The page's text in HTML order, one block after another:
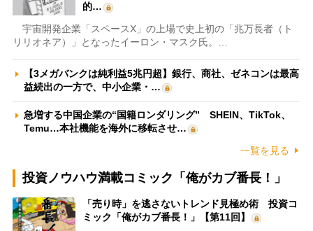
的…
宇宙開発企業「スペースX」の上場で史上初の「兆万長者（ト
リリオネア）」となったイーロン・マスク氏。…
【3メガバンクは純利益5兆円超】銀行、商社、ゼネコンは最高
益続出の一方で、中小企業・…
急増する中国企業の“国籍ロンダリング” SHEIN、TikTok、
Temu…本社機能を海外に移転させ…
一覧を見る
投資ノウハウ満載コミック「俺がカブ番長！」
「売り時」を逃さないトレンド見極め術 投資コ
ミック「俺がカブ番長！」【第11回】